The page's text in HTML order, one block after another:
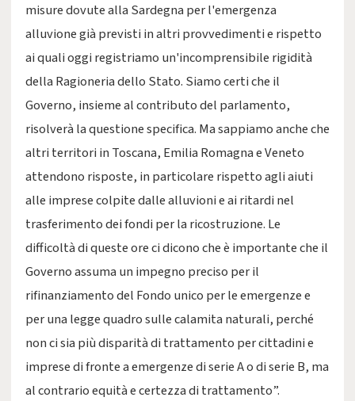
misure dovute alla Sardegna per l'emergenza
alluvione già previsti in altri provvedimenti e rispetto
ai quali oggi registriamo un'incomprensibile rigidità
della Ragioneria dello Stato. Siamo certi che il
Governo, insieme al contributo del parlamento,
risolverà la questione specifica. Ma sappiamo anche che
altri territori in Toscana, Emilia Romagna e Veneto
attendono risposte, in particolare rispetto agli aiuti
alle imprese colpite dalle alluvioni e ai ritardi nel
trasferimento dei fondi per la ricostruzione. Le
difficoltà di queste ore ci dicono che è importante che il
Governo assuma un impegno preciso per il
rifinanziamento del Fondo unico per le emergenze e
per una legge quadro sulle calamita naturali, perché
non ci sia più disparità di trattamento per cittadini e
imprese di fronte a emergenze di serie A o di serie B, ma
al contrario equità e certezza di trattamento”.